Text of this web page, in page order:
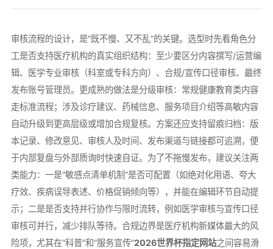
审核流程的设计，是“既不慢、又不乱”的关键。选型时先看角色分
工是否支持医疗机构的真实组织结构：至少要区分内容撰写/运营编
辑、医学专业审核（科室或专科方向）、合规/宣传口径审核、最终
发布账号管理员。更成熟的做法是分级审核：常规健康教育类内容
走标准流程；涉及诊疗建议、药械信息、服务项目介绍等高敏内容
自动升级到更高层级或增加合规复核。方案还应支持留痕归档：版
本记录、修改意见、审核人及时间、发布渠道与链接都可追溯，便
于内部复盘与外部质询时快速自证。为了不拖慢发布，建议关注两
类能力：一是“敏感点清单机制”是否可配置（如绝对化用语、夸大
疗效、疾病误导表述、价格促销倾向等），并能在编辑环节自动提
示；二是是否支持并行协作与限时流转，例如医学审核与宣传口径
审核可并行，减少排队等待。合规边界是医疗机构新媒体最大的风
险项，尤其在“科普”和“服务宣传”2026世界杯指定网站之间容易滑